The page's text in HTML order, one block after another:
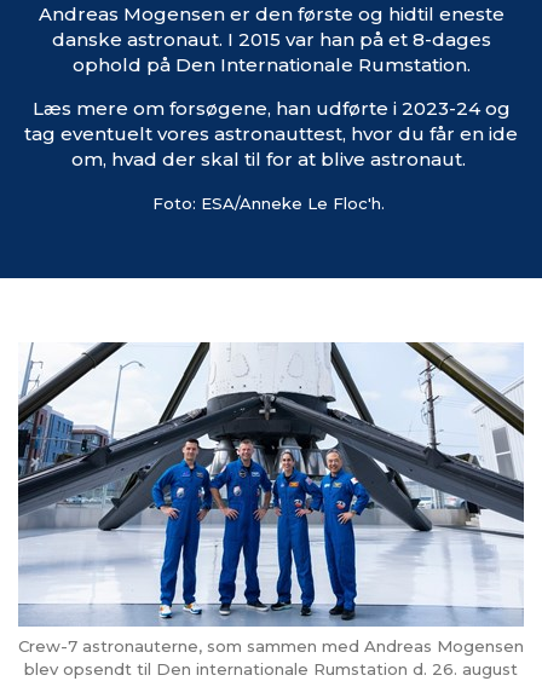
Andreas Mogensen er den første og hidtil eneste
danske astronaut. I 2015 var han på et 8-dages
ophold på Den Internationale Rumstation.
Læs mere om forsøgene, han udførte i 2023-24 og
tag eventuelt vores astronauttest, hvor du får en ide
om, hvad der skal til for at blive astronaut.
Foto: ESA/Anneke Le Floc'h.
Crew-7 astronauterne, som sammen med Andreas Mogensen
blev opsendt til Den internationale Rumstation d. 26. august